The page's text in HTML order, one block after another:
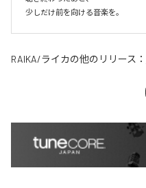
少しだけ前を向ける音楽を。
RAIKA/ライカの他のリリース：